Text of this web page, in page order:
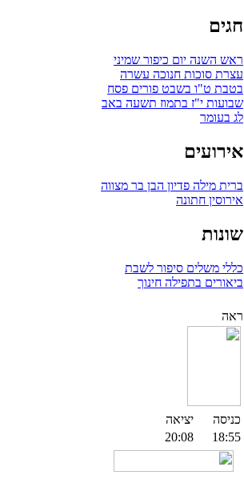
חגים
ראש השנה יום כיפור שמיני
עצרת סוכות חנוכה עשרה
בטבת ט"ו בשבט פורים פסח
שבועות י"ז בתמוז תשעה באב
לג בעומר
אירועים
ברית מילה פדיון הבן בר מצווה
אירוסין חתונה
שונות
כללי משלים סיפור לשבת
ביאורים בתפילה חינוך
ראה
כניסה
יציאה
18:55
20:08